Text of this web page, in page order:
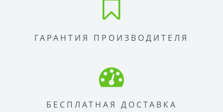
ГАРАНТИЯ ПРОИЗВОДИТЕЛЯ
БЕСПЛАТНАЯ ДОСТАВКА